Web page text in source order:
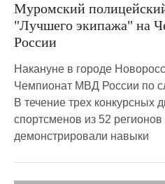
Муромский
"Лучшего экипажа" на
России
Накануне в городе
Чемпионат МВД России по
В течение трех конкурсных
спортсменов из 52
демонстрировали навыки